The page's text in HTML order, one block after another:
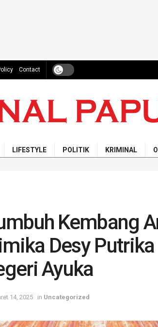
Contact
LIFESTYLE POLITIK KRIMINAL
Kembang
Desy
Ayuka
14, 2025 in Uncategorized